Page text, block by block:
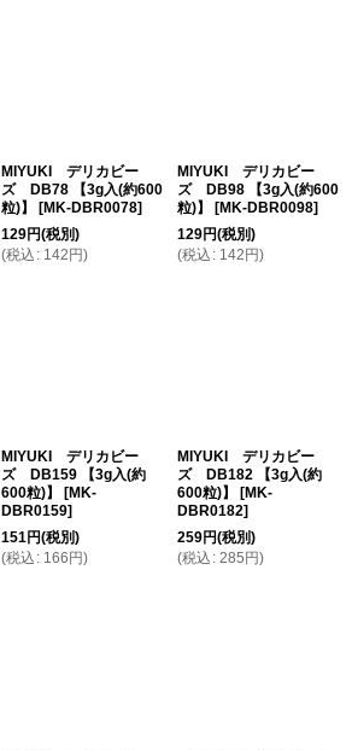
MIYUKI デリカビー
ズ DB78 【3g入(約600
粒)】
[MK-DBR0078]
129円(税別)
(税込 : 142 円)
MIYUKI デリカビー
ズ DB98 【3g入(約600
粒)】
[MK-DBR0098]
129円(税別)
(税込 : 142 円)
MIYUKI デリカビー
ズ DB159 【3g入(約
600粒)】
[MK-
DBR0159]
151円(税別)
(税込 : 166 円)
MIYUKI デリカビー
ズ DB182 【3g入(約
600粒)】
[MK-
DBR0182]
259円(税別)
(税込 : 285 円)